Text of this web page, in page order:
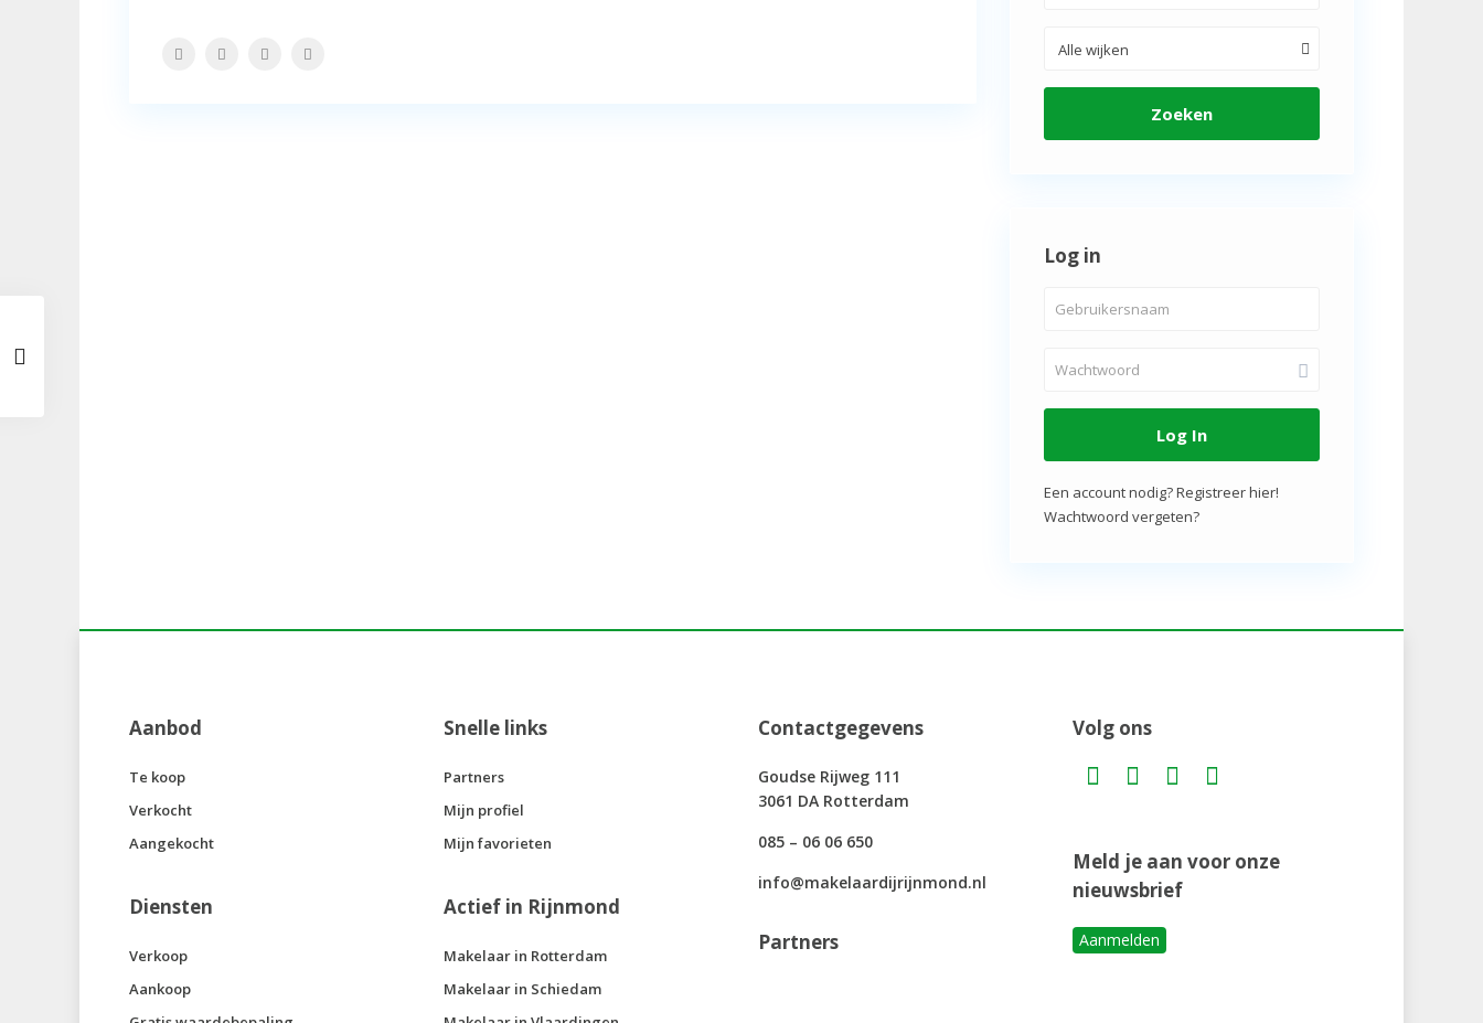
Alle wijken
Zoeken
Log in
Log In
Een account nodig? Registreer hier!
Wachtwoord vergeten?
Aanbod
Te koop
Verkocht
Aangekocht
Diensten
Verkoop
Aankoop
Snelle links
Partners
Mijn profiel
Mijn favorieten
Actief in Rijnmond
Makelaar in Rotterdam
Makelaar in Schiedam
Contactgegevens
Goudse Rijweg 111
3061 DA Rotterdam
085 – 06 06 650
info@makelaardijrijnmond.nl
Partners
Volg ons
Meld je aan voor onze
nieuwsbrief
Aanmelden